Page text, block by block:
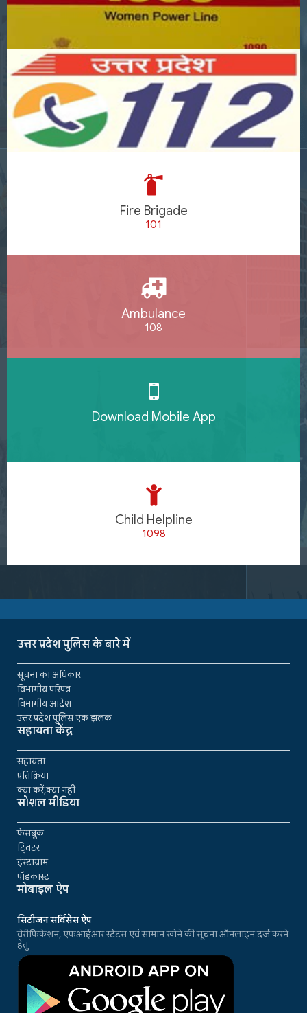
Fire Brigade
101
Ambulance
108
Download Mobile App
Child Helpline
1098
उत्तर प्रदेश पुलिस के बारे में
सूचना का अधिकार
विभागीय परिपत्र
विभागीय आदेश
उत्तर प्रदेश पुलिस एक झलक
सहायता केंद्र
सहायता
प्रतिक्रिया
क्या करें,क्या नहीं
सोशल मीडिया
फेसबुक
ट्विटर
इंस्टाग्राम
पॉडकास्ट
मोबाइल ऐप
सिटीजन सर्विसेस ऐप
वेरीफिकेशन, एफआईआर स्टेटस एवं सामान खोने की सूचना ऑनलाइन दर्ज करने
हेतु